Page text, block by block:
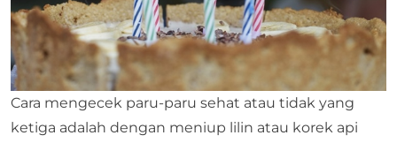
Cara mengecek paru-paru sehat atau tidak yang
ketiga adalah dengan meniup lilin atau korek api